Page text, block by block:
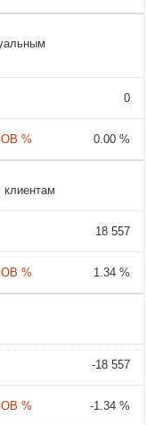
0
0.00 %
клиентам
18 557
1.34 %
-18 557
-1.34 %